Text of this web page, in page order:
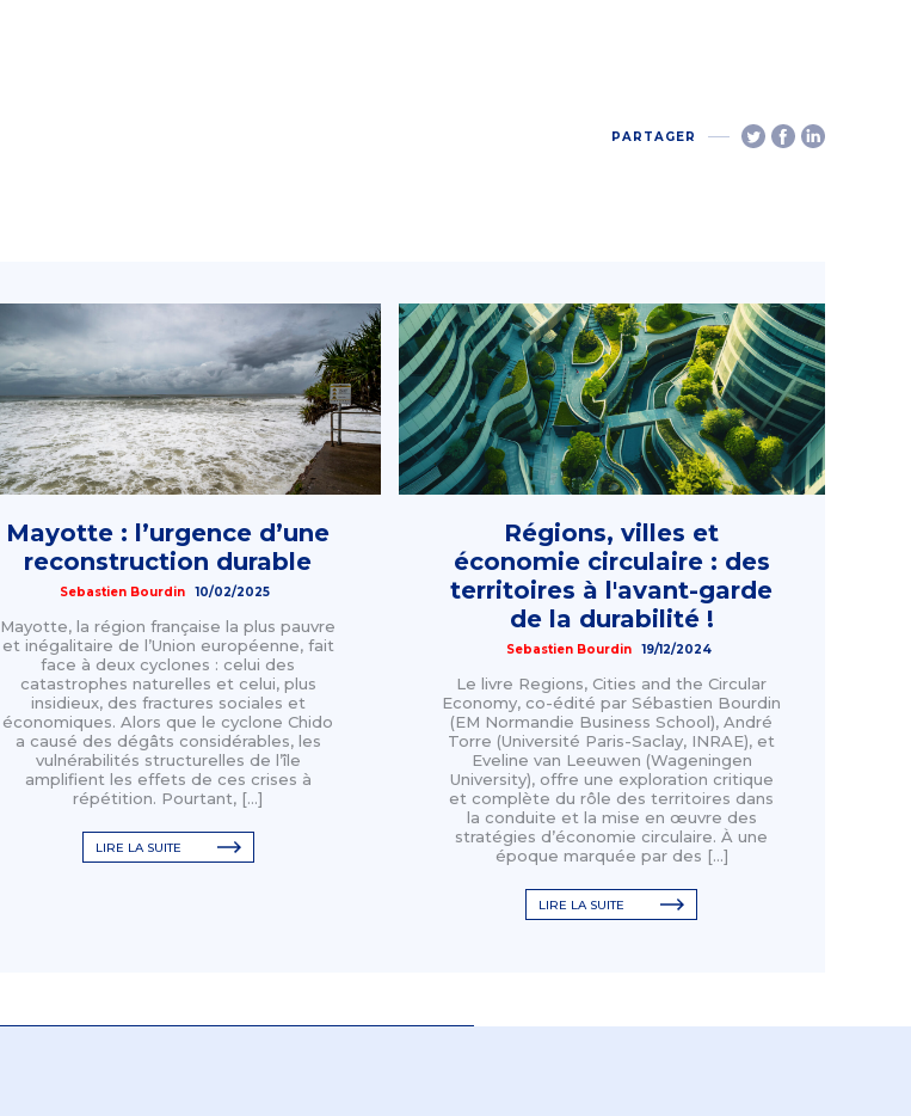
PARTAGER
Mayotte : l’urgence d’une
reconstruction durable
Sebastien Bourdin 10/02/2025
Mayotte, la région française la plus pauvre
et inégalitaire de l’Union européenne, fait
face à deux cyclones : celui des
catastrophes naturelles et celui, plus
insidieux, des fractures sociales et
économiques. Alors que le cyclone Chido
a causé des dégâts considérables, les
vulnérabilités structurelles de l’île
amplifient les effets de ces crises à
répétition. Pourtant, […]
LIRE LA SUITE
Régions, villes et
économie circulaire : des
territoires à l'avant-garde
de la durabilité !
Sebastien Bourdin 19/12/2024
Le livre Regions, Cities and the Circular
Economy, co-édité par Sébastien Bourdin
(EM Normandie Business School), André
Torre (Université Paris-Saclay, INRAE), et
Eveline van Leeuwen (Wageningen
University), offre une exploration critique
et complète du rôle des territoires dans
la conduite et la mise en œuvre des
stratégies d’économie circulaire. À une
époque marquée par des […]
LIRE LA SUITE